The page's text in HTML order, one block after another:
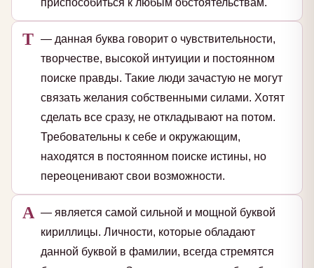
приспособиться к любым обстоятельствам.
Т — данная буква говорит о чувствительности,
творчестве, высокой интуиции и постоянном
поиске правды. Такие люди зачастую не могут
связать желания собственными силами. Хотят
сделать все сразу, не откладывают на потом.
Требовательны к себе и окружающим,
находятся в постоянном поиске истины, но
переоценивают свои возможности.
А — является самой сильной и мощной буквой
кириллицы. Личности, которые обладают
данной буквой в фамилии, всегда стремятся